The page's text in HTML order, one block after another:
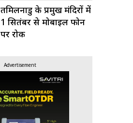
तमिलनाडु के प्रमुख मंदिरों में
1 सितंबर से मोबाइल फोन
पर रोक
Advertisement